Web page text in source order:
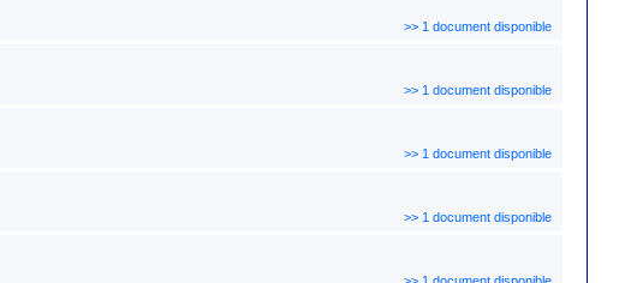
>> 1 document disponible
>> 1 document disponible
>> 1 document disponible
>> 1 document disponible